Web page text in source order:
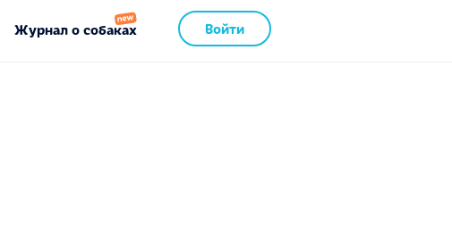
Войти
Журнал о собаках